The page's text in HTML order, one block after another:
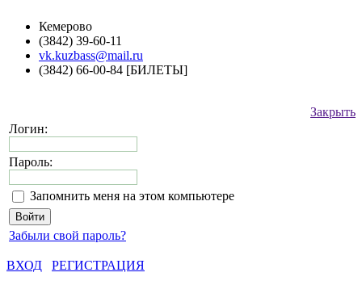
Кемерово
(3842) 39-60-11
vk.kuzbass@mail.ru
(3842) 66-00-84 [БИЛЕТЫ]
Закрыть
Логин:
Пароль:
Запомнить меня на этом компьютере
Забыли свой пароль?
ВХОД
РЕГИСТРАЦИЯ